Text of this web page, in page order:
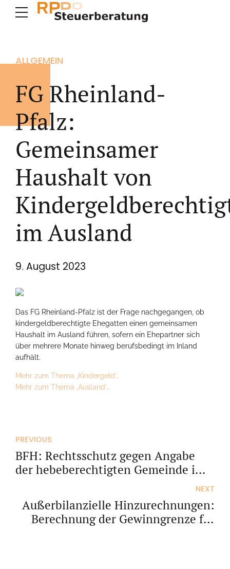
ALLGEMEIN
FG Rheinland-
Pfalz:
Gemeinsamer
Haushalt von
im Ausland
9. August 2023
Das FG Rheinland-Pfalz ist der Frage nachgegangen, ob
kindergeldberechtigte Ehegatten einen gemeinsamen
Haushalt im Ausland führen, sofern ein Ehepartner sich
über mehrere Monate hinweg berufsbedingt im Inland
aufhält.
Mehr zum Thema ‚Kindergeld’…
Mehr zum Thema ‚Ausland’…
PREVIOUS
BFH: Rechtsschutz gegen Angabe
der hebeberechtigten Gemeinde im
NEXT
Außerbilanzielle Hinzurechnungen:
Berechnung der Gewinngrenze für